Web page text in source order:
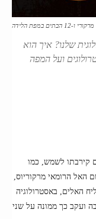
הבתים במפת הלידה
שלנו? איך הוא
12 הבתים האסטרולוגים ועל המפה
קירבתו לשמש, כמו
האל הרומאי מרקוריוס,
האלים, באסטרולוגיה
ועקב כך ממונה על שני